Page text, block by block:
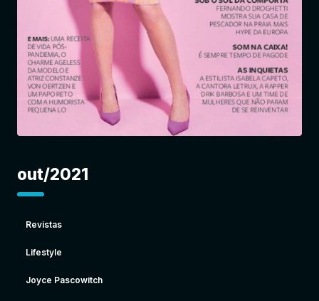
out/2021
Revistas
Lifestyle
Joyce Pascowitch